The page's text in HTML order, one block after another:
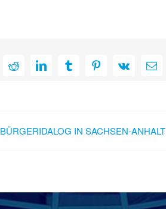
RedditLinkedInTumblrPinterest
Vk
E-
BÜRGERIDALOG IN SACHSEN-ANHALT